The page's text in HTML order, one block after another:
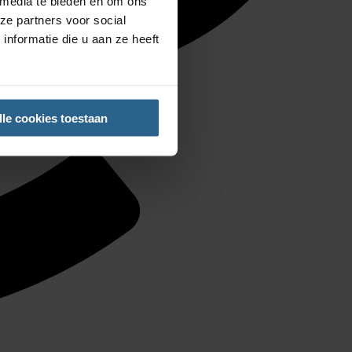
partners voor social
die u aan ze heeft
cookies toestaan